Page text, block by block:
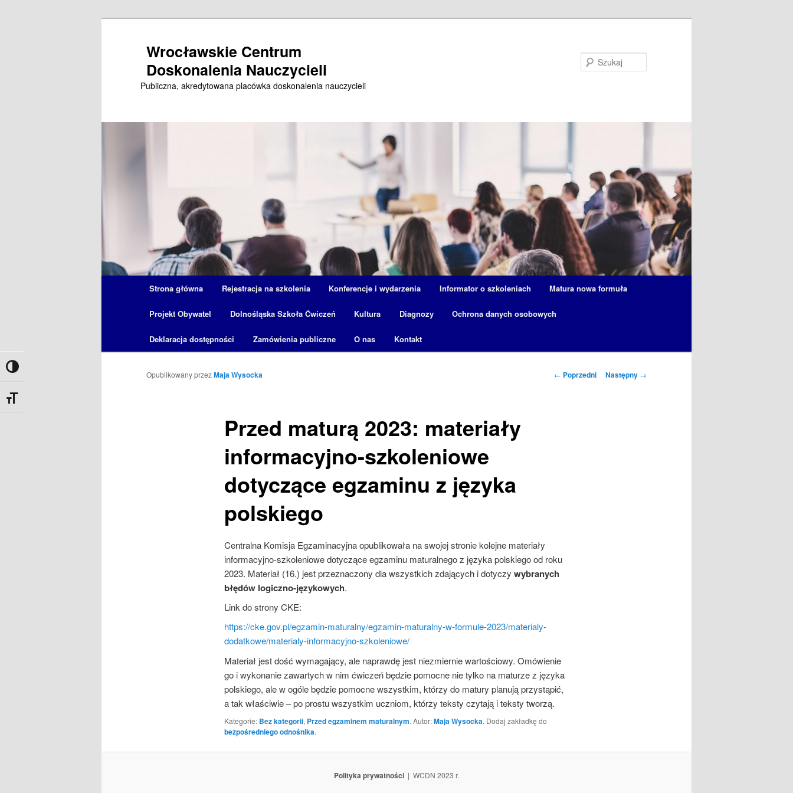
Przełącz wysoki kontrast
Zmień rozmiar czcionek
Wrocławskie Centrum
Doskonalenia Nauczycieli
Publiczna, akredytowana placówka doskonalenia nauczycieli
Strona główna Rejestracja na szkolenia Konferencje i wydarzenia Informator o szkoleniach Matura nowa formuła
Projekt Obywatel Dolnośląska Szkoła Ćwiczeń Kultura Diagnozy Ochrona danych osobowych
Deklaracja dostępności Zamówienia publiczne O nas Kontakt
Nawigacja
← Poprzedni Następny →
Przed maturą 2023: materiały
informacyjno-szkoleniowe
dotyczące egzaminu z języka
polskiego
OpublikowanyprzezMaja Wysocka
Centralna Komisja Egzaminacyjna opublikowała na swojej stronie kolejne materiały
informacyjno-szkoleniowe dotyczące egzaminu maturalnego z języka polskiego od roku
2023. Materiał (16.) jest przeznaczony dla wszystkich zdających i dotyczy wybranych
błędów logiczno-językowych.
Link do strony CKE:
https://cke.gov.pl/egzamin-maturalny/egzamin-maturalny-w-formule-2023/materialy-
dodatkowe/materialy-informacyjno-szkoleniowe/
Materiał jest dość wymagający, ale naprawdę jest niezmiernie wartościowy. Omówienie
go i wykonanie zawartych w nim ćwiczeń będzie pomocne nie tylko na maturze z języka
polskiego, ale w ogóle będzie pomocne wszystkim, którzy do matury planują przystąpić,
a tak właściwie – po prostu wszystkim uczniom, którzy teksty czytają i teksty tworzą.
Kategorie: Bez kategorii, Przed egzaminem maturalnym. Autor:Maja Wysocka. Dodaj zakładkę do
bezpośredniego odnośnika.
Polityka prywatności WCDN 2023 r.